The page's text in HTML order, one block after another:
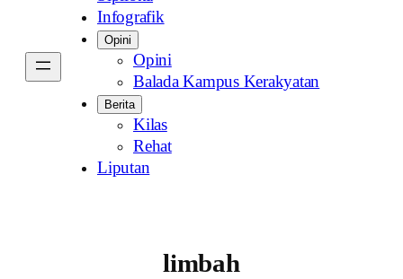
Infografik
Opini
Opini
Balada Kampus Kerakyatan
Berita
Kilas
Rehat
Liputan
limbah